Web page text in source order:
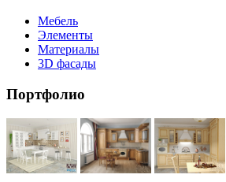
Мебель
Элементы
Материалы
3D фасады
Портфолио